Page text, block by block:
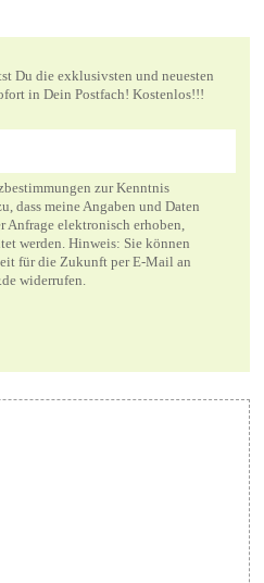
Du die exklusivsten und neuesten
in Dein Postfach! Kostenlos!!!
zur Kenntnis
dass meine Angaben und Daten
Anfrage elektronisch erhoben,
werden. Hinweis: Sie können
für die Zukunft per E-Mail an
widerrufen.